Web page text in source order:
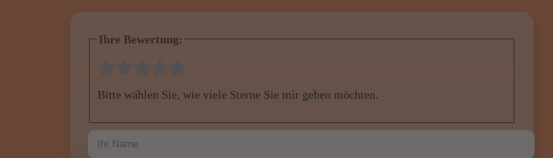
Ihre Bewertung:
Bitte wählen Sie, wie viele Sterne Sie mir geben möchten.